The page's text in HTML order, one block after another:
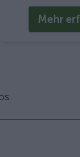
Mehr